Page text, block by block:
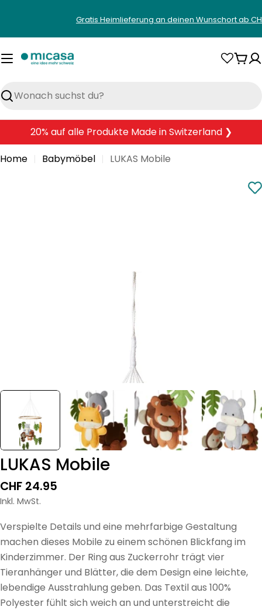
springen
Gratis Heimlieferung an deinen Wunschort ab
Suchen
20% auf alle Produkte Made in Switzerland ❯
Home
Babymöbel LUKAS Mobile
LUKAS Mobile
Regulärer
Preis
CHF 24.95
Inkl. MwSt.
Verspielte Details und eine mehrfarbige Gestaltung
machen dieses Mobile zu einem schönen Blickfang im
Kinderzimmer. Der Ring aus Zuckerrohr trägt vier
Tieranhänger und Blätter, die dem Design eine leichte,
lebendige Ausstrahlung geben. Das Textil aus 100%
Polyester fühlt sich weich an und unterstreicht die